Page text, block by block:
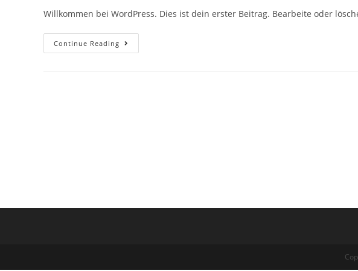
Willkommen bei WordPress. Dies ist dein erster Beitrag. Bearbeite oder
Continue Reading
Welt!